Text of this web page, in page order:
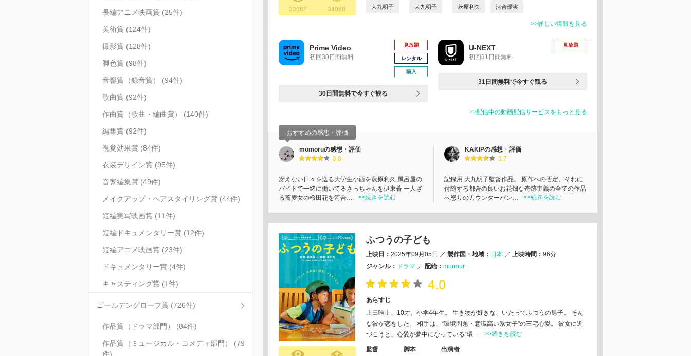
長編アニメ映画賞 (25件)
美術賞 (124件)
撮影賞 (128件)
脚色賞 (98件)
音響賞（録音賞） (94件)
歌曲賞 (92件)
作曲賞（歌曲・編曲賞） (140件)
編集賞 (92件)
視覚効果賞 (84件)
衣装デザイン賞 (95件)
音響編集賞 (49件)
メイクアップ・ヘアスタイリング賞 (44件)
短編実写映画賞 (11件)
短編ドキュメンタリー賞 (12件)
短編アニメ映画賞 (23件)
ドキュメンタリー賞 (4件)
キャスティング賞 (1件)
ゴールデングローブ賞 (726件)
作品賞（ドラマ部門） (84件)
作品賞（ミュージカル・コメディ部門） (79
件)
33082 34068 大九明子 大九明子 萩原利久 河合優実
>>詳しい情報を見る
Prime Video
初回30日間無料
見放題
レンタル
購入
30日間無料で今すぐ観る
U-NEXT
初回31日間無料
見放題
31日間無料で今すぐ観る
>>配信中の動画配信サービスをもっと見る
おすすめの感想・評価
momoruの感想・評価
3.8
冴えない日々を送る大学生小西を萩原利久 風呂屋の
バイトで一緒に働いてるさっちゃんを伊東蒼 一人ざ
る蕎麦女の桜田花を河合…
>>続きを読む
KAKIPの感想・評価
3.7
記録用 大九明子監督作品。 原作への否定、それに
付随する都合の良いお花畑な奇跡主義の全ての作品
へ怒りのカウンターパン…
>>続きを読む
ふつうの子ども
上映日： 2025年09月05日 ／ 製作国・地域： 日本 ／ 上映時間： 96分
ジャンル： ドラマ ／ 配給： murmur
4.0
あらすじ
上田唯士、10才、小学4年生。 生き物が好きな、いたってふつうの男子。 そん
な彼が恋をした。 相手は、“環境問題・意識高い系女子”の三宅心愛。 彼女に近
づこうと、心愛が夢中になっている“環…
>>続きを読む
監督 脚本 出演者